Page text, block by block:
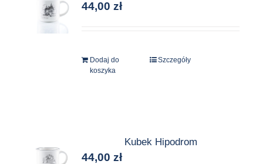
44,00zł
Dodaj do
koszyka
Szczegóły
Kubek Hipodrom
44,00zł